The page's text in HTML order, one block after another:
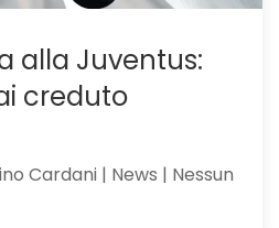
alla Juventus:
creduto
Cardani | News | Nessun